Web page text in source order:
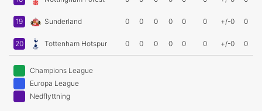
19 Sunderland 0 0 0 0 0 0 +/-0 0
20 Tottenham Hotspur 0 0 0 0 0 0 +/-0 0
Champions League
Europa League
Nedflyttning